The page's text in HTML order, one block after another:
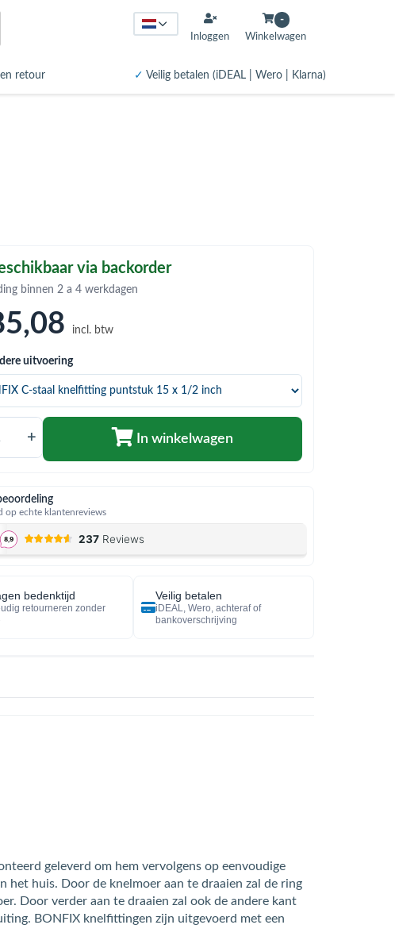
Inloggen
-
Winkelwagen
retour ✓ Veilig betalen (iDEAL | Wero | Klarna)
via backorder
binnen 2 a 4 werkdagen
,08 incl. btw
uitvoering
+ In winkelwagen
op echte klantenreviews
bedenktijd
retourneren zonder
Veilig betalen
iDEAL, Wero, achteraf of
bankoverschrijving
geleverd om hem vervolgens op eenvoudige
het huis. Door de knelmoer aan te draaien zal de ring
Door verder aan te draaien zal ook de andere kant
BONFIX knelfittingen zijn uitgevoerd met een